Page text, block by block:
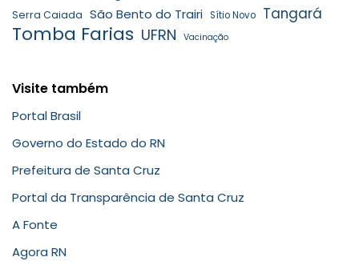
Serra Caiada São Bento do Trairi Sítio Novo Tangará
Tomba Farias UFRN Vacinação
Visite também
Portal Brasil
Governo do Estado do RN
Prefeitura de Santa Cruz
Portal da Transparência de Santa Cruz
A Fonte
Agora RN